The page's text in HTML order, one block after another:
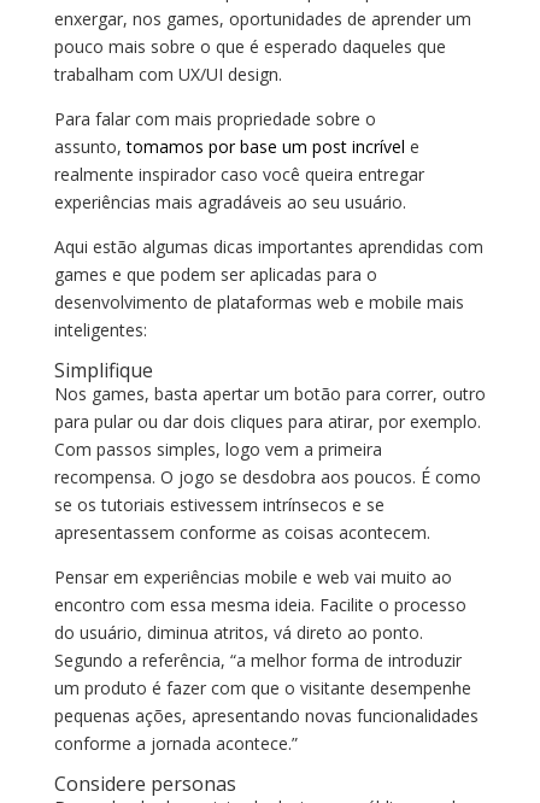
enxergar, nos games, oportunidades de aprender um
pouco mais sobre o que é esperado daqueles que
trabalham com UX/UI design.
Para falar com mais propriedade sobre o
assunto,tomamos por base um post incrível e
realmente inspirador caso você queira entregar
experiências mais agradáveis ao seu usuário.
Aqui estão algumas dicas importantes aprendidas com
games e que podem ser aplicadas para o
desenvolvimento de plataformas web e mobile mais
inteligentes:
Simplifique
Nos games, basta apertar um botão para correr, outro
para pular ou dar dois cliques para atirar, por exemplo.
Com passos simples, logo vem a primeira
recompensa. O jogo se desdobra aos poucos. É como
se os tutoriais estivessem intrínsecos e se
apresentassem conforme as coisas acontecem.
Pensar em experiências mobile e web vai muito ao
encontro com essa mesma ideia. Facilite o processo
do usuário, diminua atritos, vá direto ao ponto.
Segundo a referência, “a melhor forma de introduzir
um produto é fazer com que o visitante desempenhe
pequenas ações, apresentando novas funcionalidades
conforme a jornada acontece.”
Considere personas